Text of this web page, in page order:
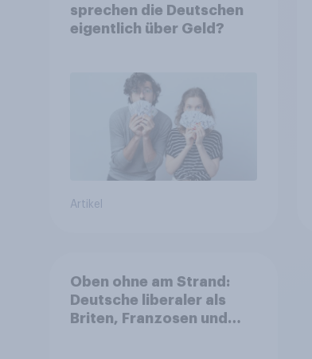
sprechen die Deutschen
eigentlich über Geld?
Artikel
Oben ohne am Strand:
Deutsche liberaler als
Briten, Franzosen und